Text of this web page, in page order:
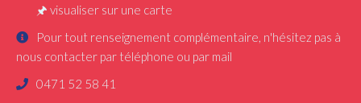
🖈 visualiser sur une carte
Pour tout renseignement complémentaire, n'hésitez pas à
nous contacter par téléphone ou par mail
0471 52 58 41